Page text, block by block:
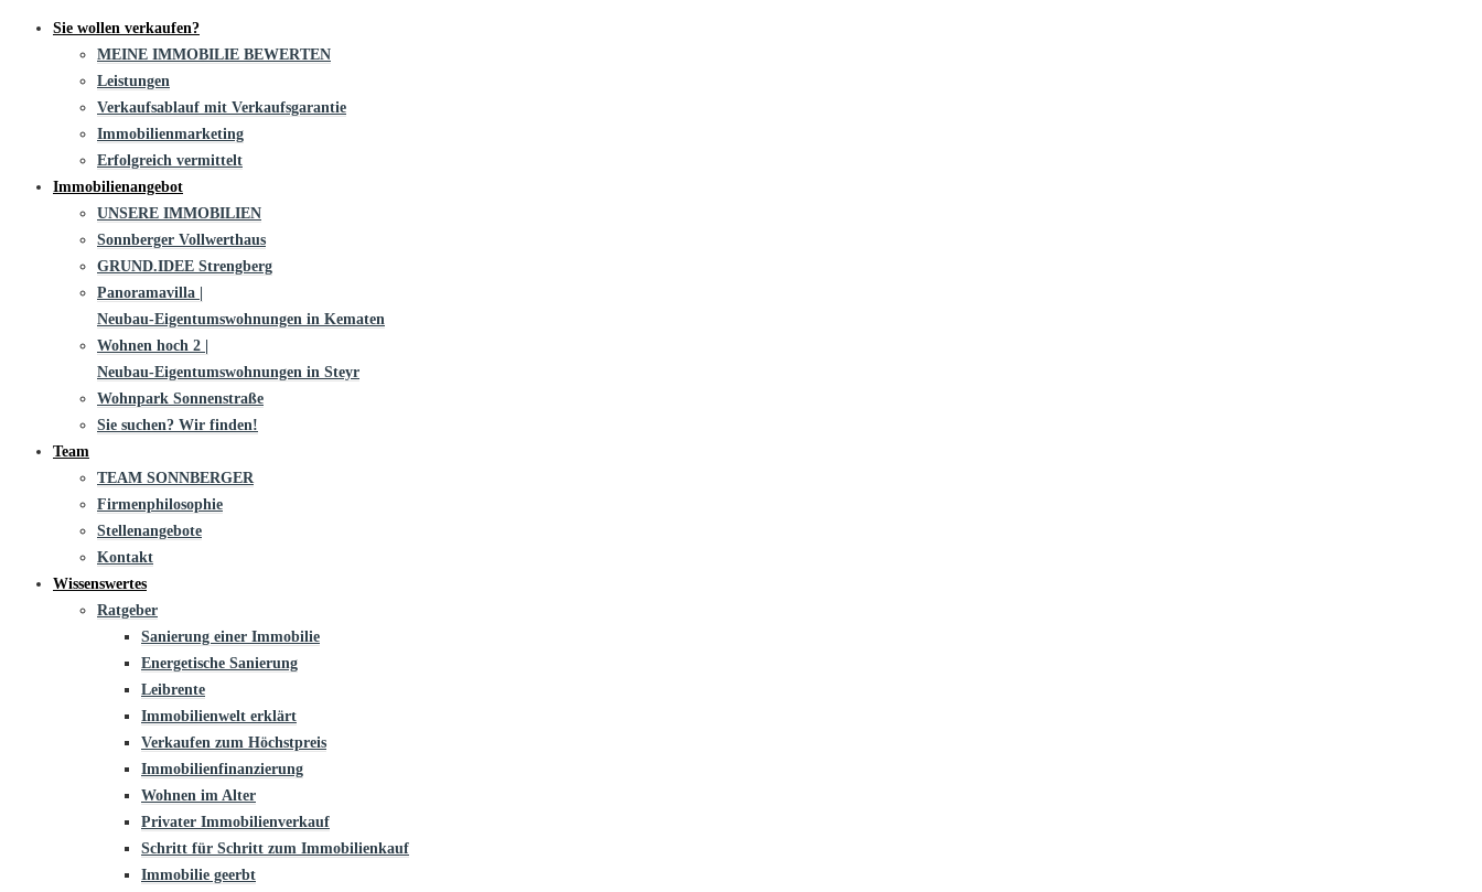
Sie wollen verkaufen?
MEINE IMMOBILIE BEWERTEN
Leistungen
Verkaufsablauf mit Verkaufsgarantie
Immobilienmarketing
Erfolgreich vermittelt
Immobilienangebot
UNSERE IMMOBILIEN
Sonnberger Vollwerthaus
GRUND.IDEE Strengberg
Panoramavilla |
Neubau-Eigentums­­wohnungen in Kematen
Wohnen hoch 2 |
Neubau-Eigentumswohnungen in Steyr
Wohnpark Sonnenstraße
Sie suchen? Wir finden!
Team
TEAM SONNBERGER
Firmenphilosophie
Stellenangebote
Kontakt
Wissenswertes
Ratgeber
Sanierung einer Immobilie
Energetische Sanierung
Leibrente
Immobilienwelt erklärt
Verkaufen zum Höchstpreis
Immobilienfinanzierung
Wohnen im Alter
Privater Immobilienverkauf
Schritt für Schritt zum Immobilienkauf
Immobilie geerbt